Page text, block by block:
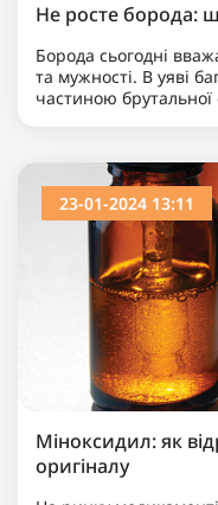
Не росте борода:
Борода сьогодні
та мужності. В уяві
частиною брутальної
23-01-2024 13:11
Міноксидил: як
оригіналу